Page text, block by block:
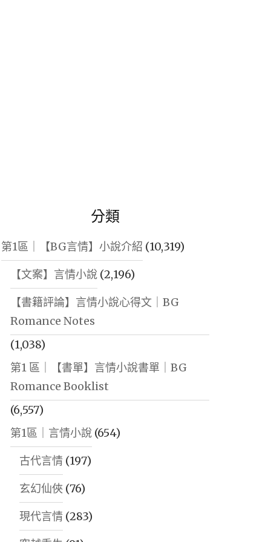
分類
第1區｜【BG言情】小說介紹 (10,319)
【文案】言情小說(2,196)
【書籍評論】言情小說心得文｜BG
Romance Notes
(1,038)
第1 區｜【書單】言情小說書單｜BG
Romance Booklist
(6,557)
第1區｜言情小說(654)
古代言情(197)
玄幻仙俠 (76)
現代言情(283)